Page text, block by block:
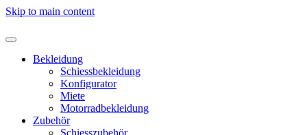
Skip to main content
Bekleidung
Schiessbekleidung
Konfigurator
Miete
Motorradbekleidung
Zubehör
Schiesszubehör